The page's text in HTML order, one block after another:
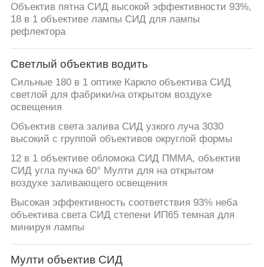
Объектив пятна СИД высокой эффективности 93%,
18 в 1 объективе лампы СИД для лампы
рефлектора
Светлый объектив водить
Сильные 180 в 1 оптике Каркло объектива СИД
светлой для фабрики/на открытом воздухе
освещения
Объектив света залива СИД узкого луча 3030
высокий с группой объективов округлой формы
12 в 1 объективе обломока СИД ПММА, объектив
СИД угла пучка 60° Мулти для на открытом
воздухе заливающего освещения
Высокая эффективность соответствия 93% неба
объектива света СИД степени ИП65 темная для
минируя лампы
Мулти объектив СИД